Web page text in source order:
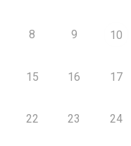
8 9 10
15 16 17
22 23 24